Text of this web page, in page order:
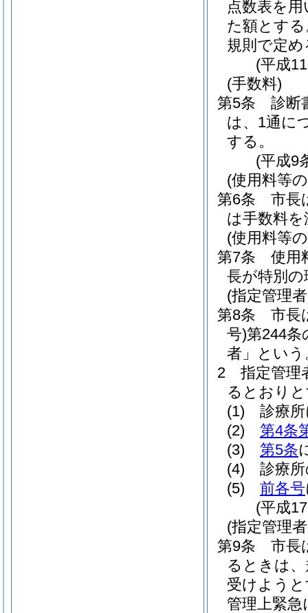
点数表を
た額とす
規則で定め
(平成
(手数料)
第5条
診断
は、1通に
する。
(平成9
(使用料等
第6条
市長
は手数料
(使用料等
第7条
使用
長が特別
(指定管理
第8条
市長
号)第244条
者」という
2
指定管理
るとおり
(1)
診療
(2)
第4条
(3)
第5条
(4)
診療
(5)
前各号
(平成
(指定管理
第9条
市長
るときは
受けよう
管理上緊